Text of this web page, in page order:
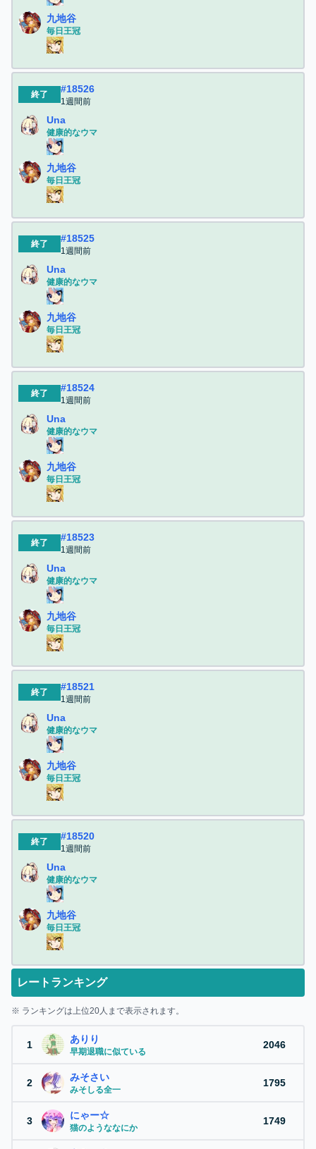
九地谷
毎日王冠
終了 #18526
1週間前
Una
健康的なウマ
九地谷
毎日王冠
終了 #18525
1週間前
Una
健康的なウマ
九地谷
毎日王冠
終了 #18524
1週間前
Una
健康的なウマ
九地谷
毎日王冠
終了 #18523
1週間前
Una
健康的なウマ
九地谷
毎日王冠
終了 #18521
1週間前
Una
健康的なウマ
九地谷
毎日王冠
終了 #18520
1週間前
Una
健康的なウマ
九地谷
毎日王冠
レートランキング
※ ランキングは上位20人まで表示されます。
1 ありり
早期退職に似ている
2046
2 みそさい
みそしる全一
1795
3 にゃー☆
猫のようななにか
1749